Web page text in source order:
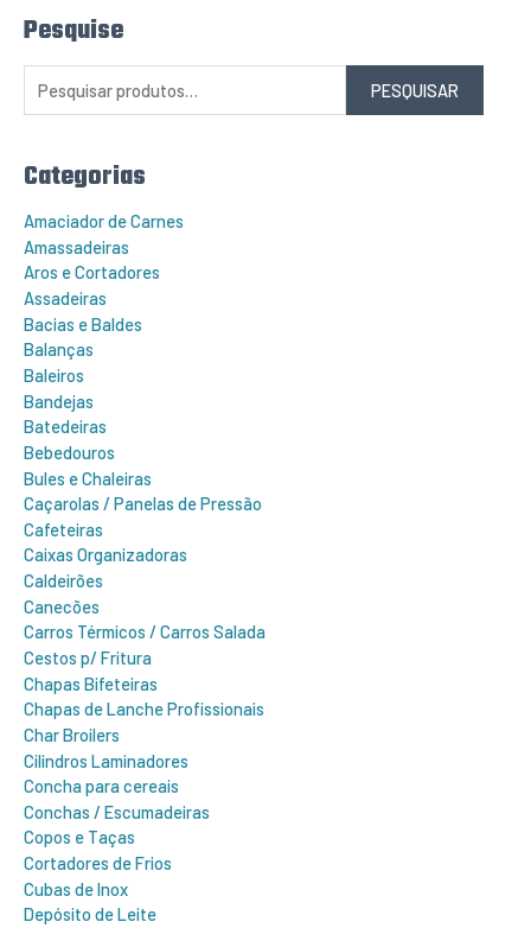
Pesquise
P
e
p
o
:
PESQUISAR
Categorias
Amaciador de Carnes
Amassadeiras
Aros e Cortadores
Assadeiras
Bacias e Baldes
Balanças
Baleiros
Bandejas
Batedeiras
Bebedouros
Bules e Chaleiras
Caçarolas / Panelas de Pressão
Cafeteiras
Caixas Organizadoras
Caldeirões
Canecões
Carros Térmicos / Carros Salada
Cestos p/ Fritura
Chapas Bifeteiras
Chapas de Lanche Profissionais
Char Broilers
Cilindros Laminadores
Concha para cereais
Conchas / Escumadeiras
Copos e Taças
Cortadores de Frios
Cubas de Inox
Depósito de Leite